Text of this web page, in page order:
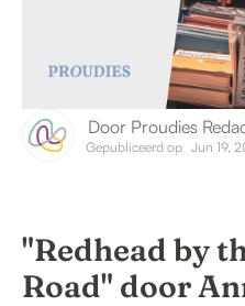
Door Proudies
Gepubliceerd op Jun 19,
"Redhead by
Road" door